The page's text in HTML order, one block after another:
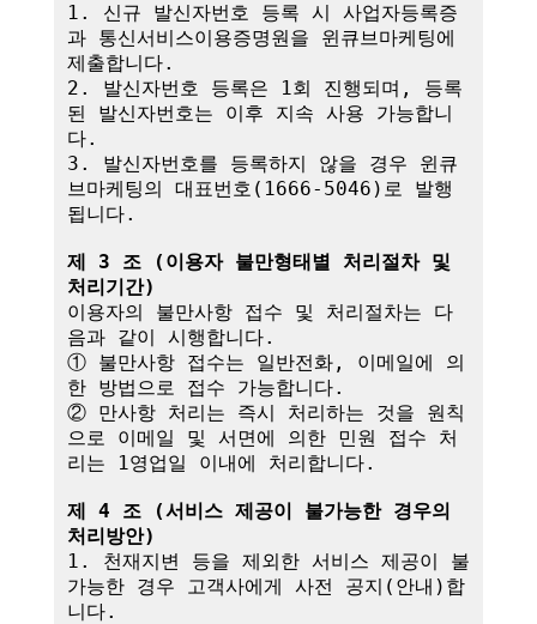
1. 신규 발신자번호 등록 시 사업자등록증
과 통신서비스이용증명원을 윈큐브마케팅에
제출합니다.
2. 발신자번호 등록은 1회 진행되며, 등록
된 발신자번호는 이후 지속 사용 가능합니
다.
3. 발신자번호를 등록하지 않을 경우 윈큐
브마케팅의 대표번호(1666-5046)로 발행
됩니다.
제 3 조 (이용자 불만형태별 처리절차 및
처리기간)
이용자의 불만사항 접수 및 처리절차는 다
음과 같이 시행합니다.
① 불만사항 접수는 일반전화, 이메일에 의
한 방법으로 접수 가능합니다.
② 만사항 처리는 즉시 처리하는 것을 원칙
으로 이메일 및 서면에 의한 민원 접수 처
리는 1영업일 이내에 처리합니다.
제 4 조 (서비스 제공이 불가능한 경우의
처리방안)
1. 천재지변 등을 제외한 서비스 제공이 불
가능한 경우 고객사에게 사전 공지(안내)합
니다.